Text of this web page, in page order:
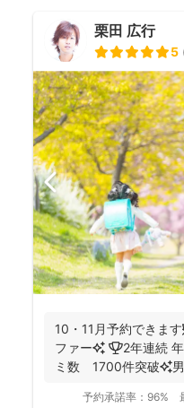
栗田 広行
5
10・11月予約できま
ファー✨ 🏆2年連続 年間撮影数 全国1位✨ 🥇口コ
ミ数 1700件突破✨
予約承諾率： 96%